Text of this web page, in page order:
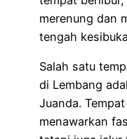
merenung dan
tengah
Salah satu
di Lembang
Juanda.
menawarkan